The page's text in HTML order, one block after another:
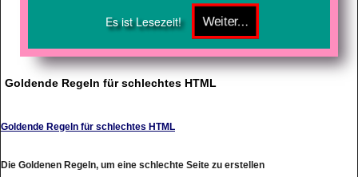
Es ist Lesezeit!
Goldende Regeln für schlechtes HTML
Goldende Regeln für schlechtes HTML
Die Goldenen Regeln, um eine schlechte Seite zu erstellen